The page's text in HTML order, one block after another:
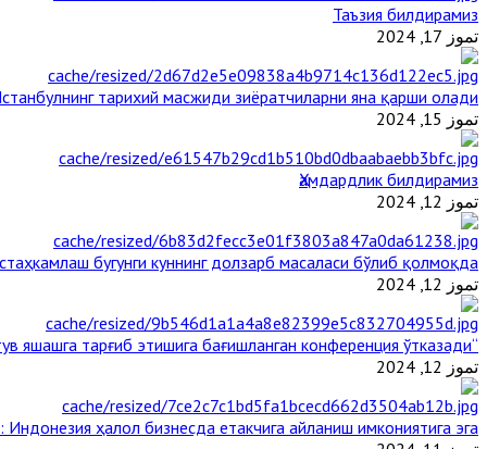
Таъзия билдирамиз
تموز 17, 2024
тарихий масжиди зиёратчиларни яна қарши олади
تموز 15, 2024
Ҳамдардлик билдирамиз
تموز 12, 2024
бугунги куннинг долзарб масаласи бўлиб қолмоқда
تموز 12, 2024
“Ал-Азҳар” Таиландда динларнинг тинч-тотув яшашга тарғиб этишига бағишланган конференция ўтказади
تموز 12, 2024
ҳалол бизнесда етакчига айланиш имкониятига эга